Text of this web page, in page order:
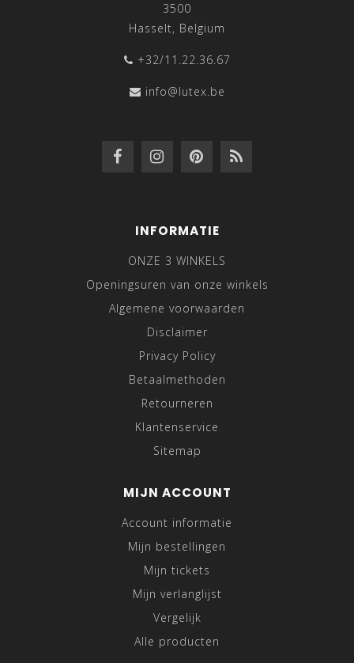
3500
Hasselt, Belgium
+32/11.22.36.67
info@lutex.be
INFORMATIE
ONZE 3 WINKELS
Openingsuren van onze winkels
Algemene voorwaarden
Disclaimer
Privacy Policy
Betaalmethoden
Retourneren
Klantenservice
Sitemap
MIJN ACCOUNT
Account informatie
Mijn bestellingen
Mijn tickets
Mijn verlanglijst
Vergelijk
Alle producten